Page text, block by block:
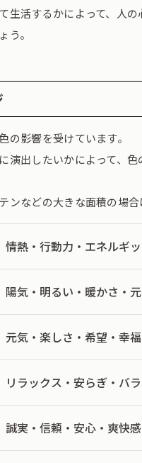
生活するかによって、人
う。
の影響を受けています。
演出したいかによって、
ンなどの大きな面積の場
情熱・行動力・エネルギ
陽気・明るい・暖かさ・
元気・楽しさ・希望・幸
リラックス・安らぎ・バ
誠実・信頼・安心・爽快